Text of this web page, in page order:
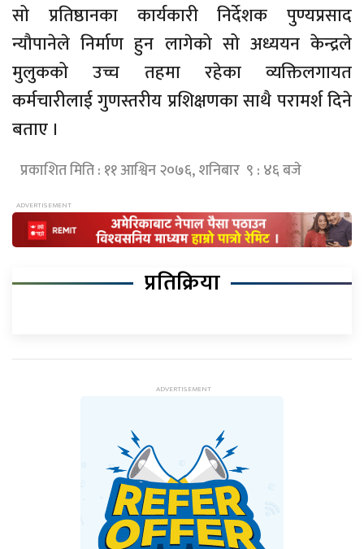
सो प्रतिष्ठानका कार्यकारी निर्देशक पुण्यप्रसाद
न्यौपानेले निर्माण हुन लागेको सो अध्ययन केन्द्रले
मुलुकको उच्च तहमा रहेका व्यक्तिलगायत
कर्मचारीलाई गुणस्तरीय प्रशिक्षणका साथै परामर्श दिने
बताए ।
प्रकाशित मिति : ११ आश्विन २०७६, शनिबार ९ : ४६ बजे
प्रतिक्रिया